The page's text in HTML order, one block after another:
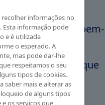
assistência
e promover o bem-
terapêuticas
de terapias que
informações no
Esta informação pode
e é utilizada
o esperado. A
mas pode dar-lhe
respeitamos o seu
tipos de cookies.
saber mais e alterar as
de alguns tipos
os serviços que